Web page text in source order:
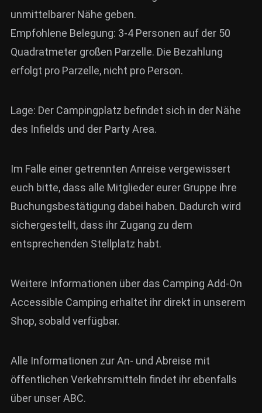
unmittelbarer Nähe geben.
Empfohlene Belegung: 3-4 Personen auf der 50
Quadratmeter großen Parzelle. Die Bezahlung
erfolgt pro Parzelle, nicht pro Person.
Lage: Der Campingplatz befindet sich in der Nähe
des Infields und der Party Area.
Im Falle einer getrennten Anreise vergewissert
euch bitte, dass alle Mitglieder eurer Gruppe ihre
Buchungsbestätigung dabei haben. Dadurch wird
sichergestellt, dass ihr Zugang zu dem
entsprechenden Stellplatz habt.
Weitere Informationen über das Camping Add-On
Accessible Camping erhaltet ihr direkt in unserem
Shop, sobald verfügbar.
Alle Informationen zur An- und Abreise mit
öffentlichen Verkehrsmitteln findet ihr ebenfalls
über unser ABC.